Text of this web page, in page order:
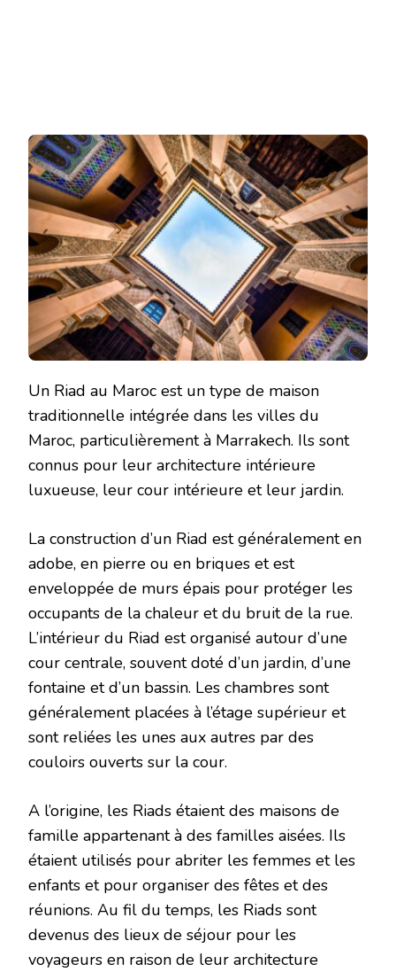
Un Riad au Maroc est un type de maison
traditionnelle intégrée dans les villes du
Maroc, particulièrement à Marrakech. Ils sont
connus pour leur architecture intérieure
luxueuse, leur cour intérieure et leur jardin.
La construction d’un Riad est généralement en
adobe, en pierre ou en briques et est
enveloppée de murs épais pour protéger les
occupants de la chaleur et du bruit de la rue.
L’intérieur du Riad est organisé autour d’une
cour centrale, souvent doté d’un jardin, d’une
fontaine et d’un bassin. Les chambres sont
généralement placées à l’étage supérieur et
sont reliées les unes aux autres par des
couloirs ouverts sur la cour.
A l’origine, les Riads étaient des maisons de
famille appartenant à des familles aisées. Ils
étaient utilisés pour abriter les femmes et les
enfants et pour organiser des fêtes et des
réunions. Au fil du temps, les Riads sont
devenus des lieux de séjour pour les
voyageurs en raison de leur architecture